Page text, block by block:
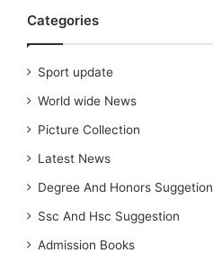
Categories
Sport update
World wide News
Picture Collection
Latest News
Degree And Honors Suggetion
Ssc And Hsc Suggestion
Admission Books